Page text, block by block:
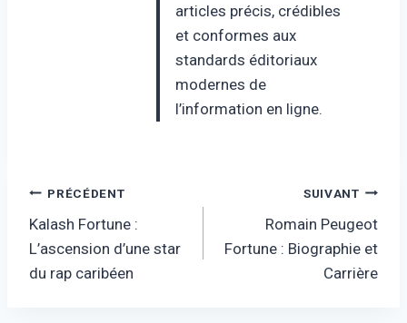
articles précis, crédibles
et conformes aux
standards éditoriaux
modernes de
l’information en ligne.
Navigation
de
l’article
PRÉCÉDENT
Kalash Fortune :
L’ascension d’une star
du rap caribéen
SUIVANT
Romain Peugeot
Fortune : Biographie et
Carrière